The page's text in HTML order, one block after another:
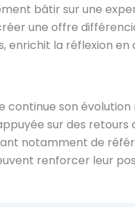
bâtir sur une
une offre
enrichit la réflexion
continue son
sur des
notamment de
renforcer leur